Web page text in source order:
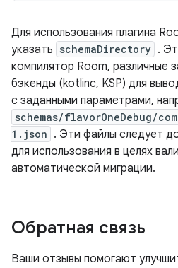
Для использования плагина
указать schemaDirectory .
компилятор Room, различные
бэкенды (kotlinc, KSP) для
с заданными параметрами,
schemas/flavorOneDebug/
1.json . Эти файлы следует
для использования в целях
автоматической миграции.
Обратная связь
Ваши отзывы помогают